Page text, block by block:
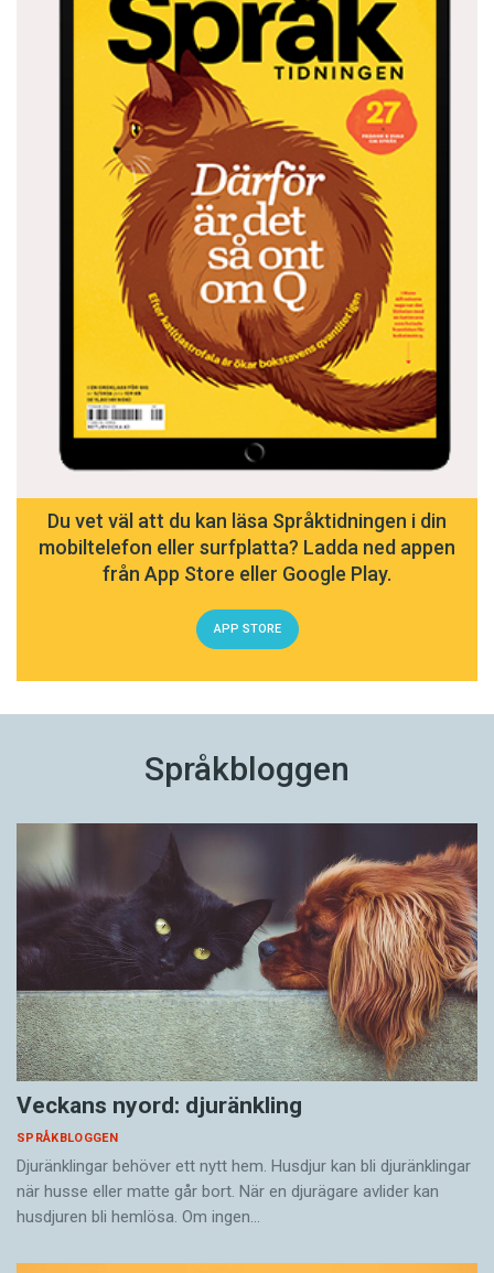
Du vet väl att du kan läsa Språktidningen i din
mobiltelefon eller surfplatta? Ladda ned appen
från App Store eller Google Play.
APP STORE
Språkbloggen
Veckans nyord: djuränkling
SPRÅKBLOGGEN
Djuränklingar behöver ett nytt hem. Husdjur kan bli djuränklingar
när husse eller matte går bort. När en djurägare avlider kan
husdjuren bli hemlösa. Om ingen…